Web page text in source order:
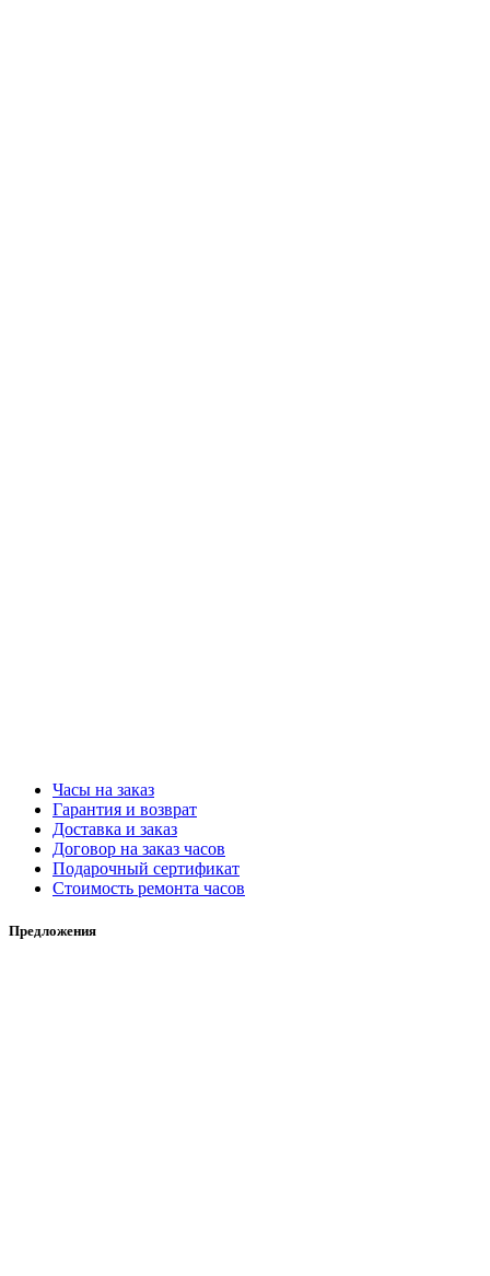
Часы на заказ
Гарантия и возврат
Доставка и заказ
Договор на заказ часов
Подарочный сертификат
Стоимость ремонта часов
Предложения